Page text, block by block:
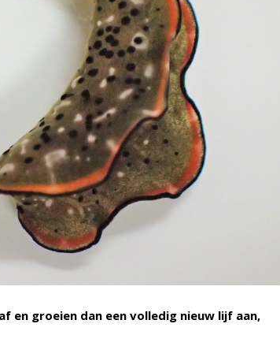
en groeien dan een volledig nieuw lijf aan,